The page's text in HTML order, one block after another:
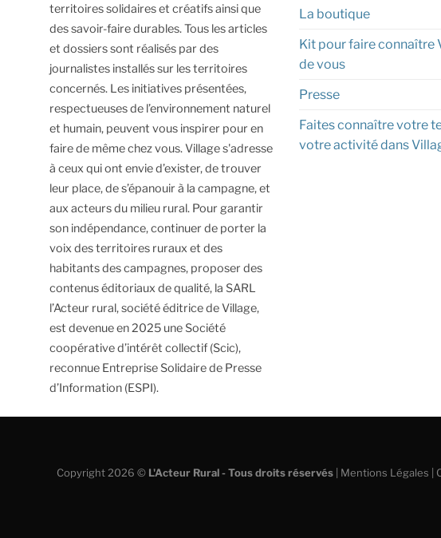
territoires solidaires et créatifs ainsi que
des savoir-faire durables.Tous les articles
et dossiers sont réalisés par des
journalistes installés sur les territoires
concernés. Les initiatives présentées,
respectueuses de l’environnement naturel
et humain, peuvent vous inspirer pour en
faire de même chez vous.Village s'adresse
à ceux qui ont envie d’exister, de trouver
leur place, de s’épanouir à la campagne, et
aux acteurs du milieu rural. Pour garantir
son indépendance, continuer de porter la
voix des territoires ruraux et des
habitants des campagnes, proposer des
contenus éditoriaux de qualité, la SARL
l’Acteur rural, société éditrice de Village,
est devenue en 2025 une Société
coopérative d’intérêt collectif (Scic),
reconnue Entreprise Solidaire de Presse
d’Information (ESPI).
La boutique
Kit pour faire connaître
de vous
Presse
Faites connaître votre
votre activité dans
Copyright 2026 © L'Acteur Rural - Tous droits réservés | Mentions Légales |